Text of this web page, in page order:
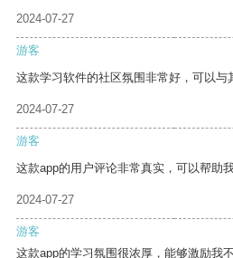
2024-07-27
游客
这款学习软件的社区氛围非常好，可以与
2024-07-27
游客
这款app的用户评论非常真实，可以帮助
2024-07-27
游客
这款app的学习氛围很浓厚，能够激励我